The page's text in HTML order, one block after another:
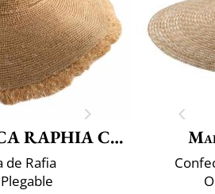
CROCHET FRANGE
de Rafia